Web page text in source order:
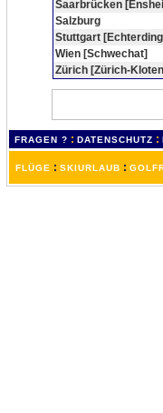
Saarbrücken
Salzburg
Stuttgart
Wien [Schwechat]
Zürich [Zürich-
FRAGEN ? : DATENSCHUTZ :
FLÜGE : SKIURLAUB :